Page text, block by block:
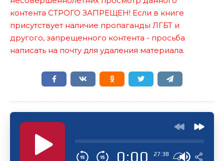
контента СТРОГО ЗАПРЕЩЕН! Если в книге
присутствует наличие пропаганды ЛГБТ и
другого, запрещенного контента - просьба
написать на почту для удаления материала.
0:00 27:38